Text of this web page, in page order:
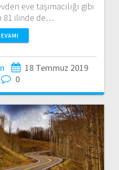
eve taşımacılığı gibi
81 ilinde de…
18 Temmuz 2019
0